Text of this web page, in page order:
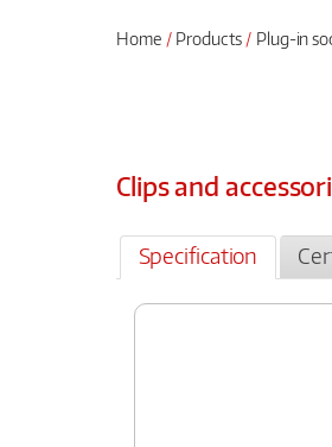
Home Products Plug-in
Clips and
Specification